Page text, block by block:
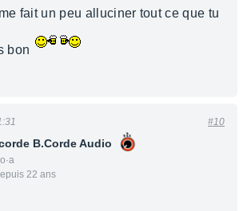
fait un peu alluciner tout ce que tu
bon
B.Corde Audio
22 ans
#10